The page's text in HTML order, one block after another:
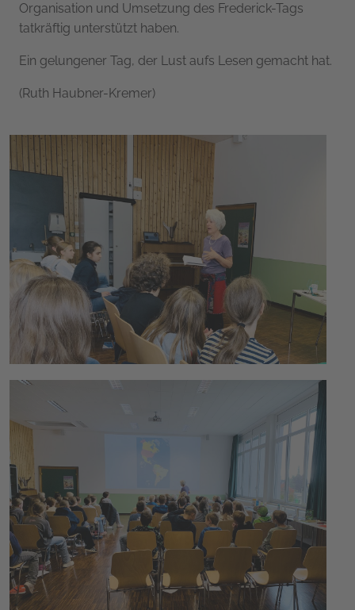
Organisation und Umsetzung des Frederick-Tags
tatkräftig unterstützt haben.
Ein gelungener Tag, der Lust aufs Lesen gemacht hat.
(Ruth Haubner-Kremer)